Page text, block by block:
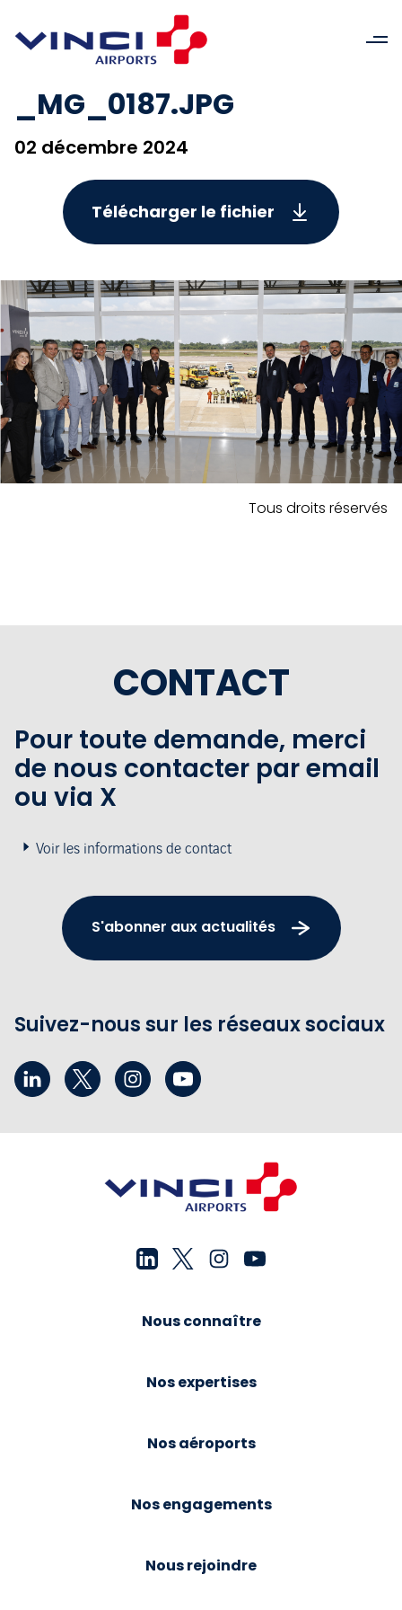
_MG_0187.JPG
02 décembre 2024
Télécharger le fichier
Tous droits réservés
CONTACT
Pour toute demande, merci
de nous contacter par email
ou via X
Voir les informations de contact
S'abonner aux actualités
Suivez-nous sur les réseaux sociaux
Nous connaître
Nos expertises
Nos aéroports
Nos engagements
Nous rejoindre